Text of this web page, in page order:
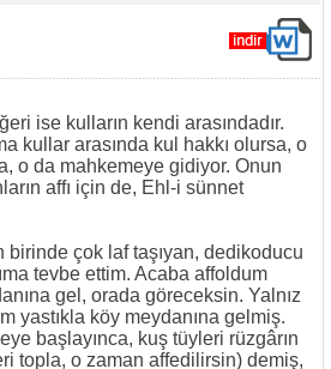
ise kulların kendi arasındadır.
kullar arasında kul hakkı olursa, o
o da mahkemeye gidiyor. Onun
affı için de, Ehl-i sünnet
birinde çok laf taşıyan, dedikoducu
tevbe ettim. Acaba affoldum
gel, orada göreceksin. Yalnız
yastıkla köy meydanına gelmiş.
başlayınca, kuş tüyleri rüzgârın
topla, o zaman affedilirsin) demiş,